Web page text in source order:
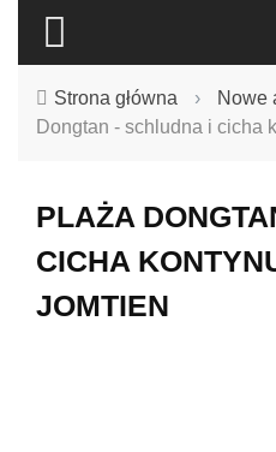
Strona główna › Nowe
Dongtan - schludna i cicha
PLAŻA
CICHA
JOMTIEN